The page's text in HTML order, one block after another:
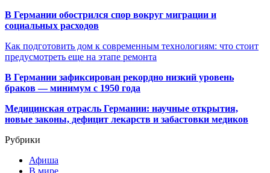
В Германии обострился спор вокруг миграции и
социальных расходов
Как подготовить дом к современным технологиям: что стоит
предусмотреть еще на этапе ремонта
В Германии зафиксирован рекордно низкий уровень
браков — минимум с 1950 года
Медицинская отрасль Германии: научные открытия,
новые законы, дефицит лекарств и забастовки медиков
Рубрики
Афиша
В мире